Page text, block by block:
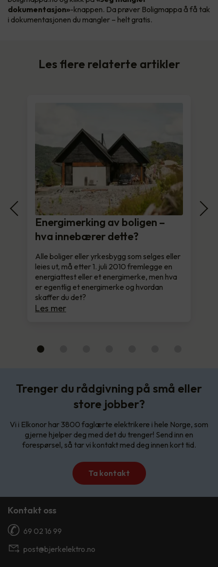
dokumentasjon»-knappen. Da prøver Boligmappa å få tak
i dokumentasjonen du mangler – helt gratis.
Les flere relaterte artikler
Energimerking av boligen –
hva innebærer dette?
Alle boliger eller yrkesbygg som selges eller
leies ut, må etter 1. juli 2010 fremlegge en
energiattest eller et energimerke, men hva
er egentlig et energimerke og hvordan
skaffer du det?
Les mer
Trenger du rådgivning på små eller
store jobber?
Vi i Elkonor har 3800 faglærte elektrikere i hele Norge, som
gjerne hjelper deg med det du trenger! Send inn en
forespørsel, så tar vi kontakt med deg innen kort tid.
Ta kontakt
Kontakt oss
69 02 16 99
post@bjerkelektro.no